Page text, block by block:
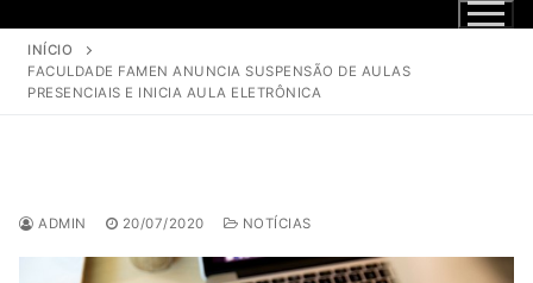
INÍCIO
FACULDADE FAMEN ANUNCIA SUSPENSÃO DE AULAS
PRESENCIAIS E INICIA AULA ELETRÔNICA
ADMIN 20/07/2020 NOTÍCIAS